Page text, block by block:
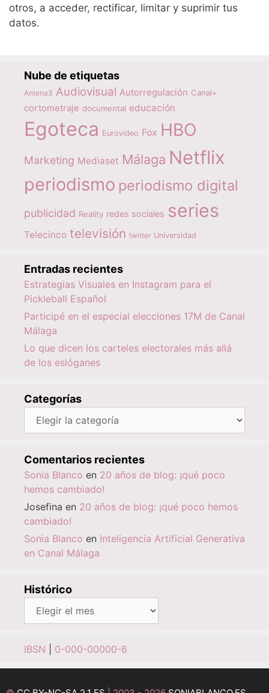
otros, a acceder, rectificar, limitar y suprimir tus
datos.
Nube de etiquetas
Antena3 Audiovisual Autorregulación Canal+
cortometraje documental educación
Egoteca Eurovideo Fox HBO
Marketing Mediaset Málaga Netflix
periodismo periodismo digital
publicidad Reality redes sociales series
Telecinco televisión twitter Universidad
Entradas recientes
Estrategias Visuales en Instagram para el
Pickleball Español
Participé en el especial elecciones 17M de Canal
Málaga
Lo que dicen los carteles electorales más allá
de los eslóganes
Categorías
Comentarios recientes
Sonia Blanco en 20 años de blog: ¡qué poco
hemos cambiado!
Josefina en 20 años de blog: ¡qué poco hemos
cambiado!
Sonia Blanco en Inteligencia Artificial Generativa
en Canal Málaga
Histórico
IBSN 0-000-00000-6